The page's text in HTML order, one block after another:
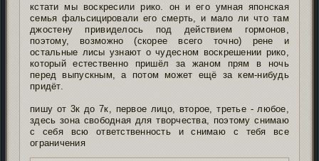
кстати мы воскресили рико. он и его умная японская
семья фальсицировали его смерть, и мало ли что там
джостену привиделось под действием гормонов,
поэтому, возможно (скорее всего точно) рене и
остальные лисы узнают о чудесном воскрешении рико,
который естественно пришёл за жаном прям в ночь
перед выпускным, а потом может ещё за кем-нибудь
придёт.
пишу от 3к до 7к, первое лицо, второе, третье - любое,
здесь зона свободная для творчества, поэтому снимаю
с себя всю ответственность и снимаю с тебя все
ограничения